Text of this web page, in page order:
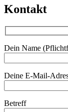
Kontakt
Dein Name
Deine E-Mail-
Betreff